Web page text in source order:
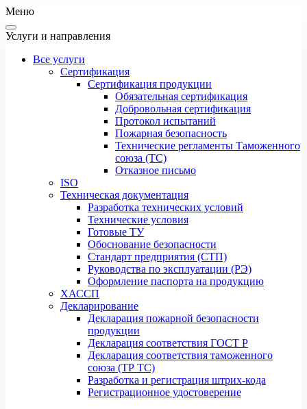
Меню
Услуги и направления
Все услуги
Сертификация
Сертификация продукции
Обязательная сертификация
Добровольная сертификация
Протокол испытаний
Пожарная безопасность
Технические регламенты Таможенного
союза (ТС)
Отказное письмо
ISO
Техническая документация
Разработка технических условий
Технические условия
Готовые ТУ
Обоснование безопасности
Стандарт предприятия (СТП)
Руководства по эксплуатации (РЭ)
Оформление паспорта на продукцию
ХАССП
Декларирование
Декларация пожарной безопасности
продукции
Декларация соответствия ГОСТ Р
Декларация соответствия таможенного
союза (ТР ТС)
Разработка и регистрация штрих-кода
Регистрационное удостоверение